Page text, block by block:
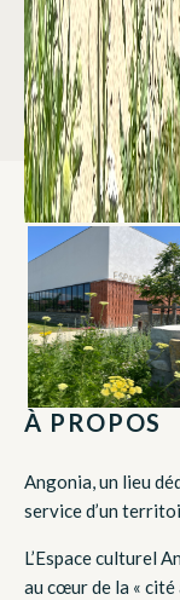
À PROPOS
Angonia, un lieu
service d’un
L’Espace culturel
au cœur de la «